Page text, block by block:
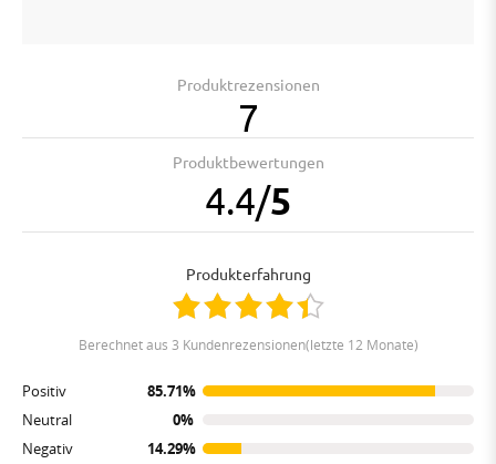
Produktrezensionen
7
Produktbewertungen
4.4/5
Produkterfahrung
berechnet aus 3 Kundenrezensionen(letzte 12 Monate)
Positiv
85.71%
Neutral
0%
Negativ
14.29%